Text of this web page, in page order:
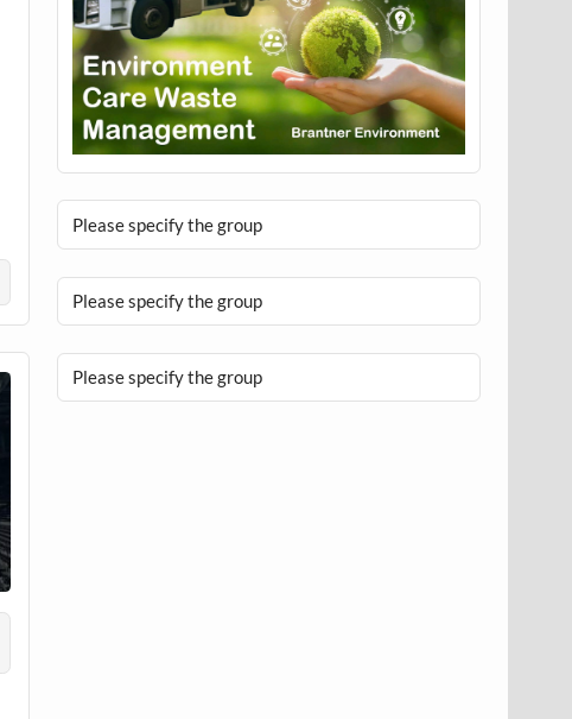
Please specify the group
Please specify the group
Please specify the group